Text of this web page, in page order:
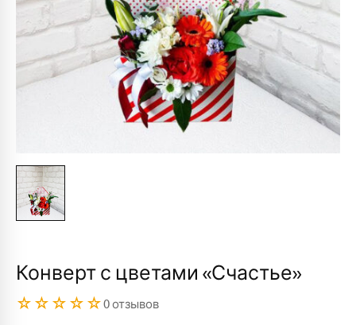
Конверт с цветами «Счастье»
☆☆☆☆☆0 отзывов